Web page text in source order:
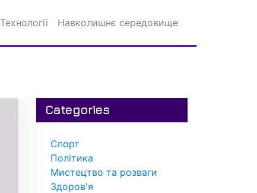
Технології Навколишнє середовище
Categories
Спорт
Політика
Мистецтво та розваги
Здоров'я